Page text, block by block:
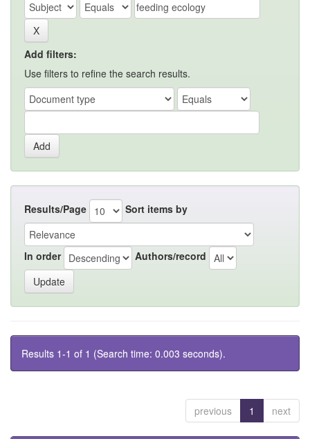
Add filters:
Use filters to refine the search results.
Results/Page Sort items by
In order Authors/record
Results 1-1 of 1 (Search time: 0.003 seconds).
previous 1 next